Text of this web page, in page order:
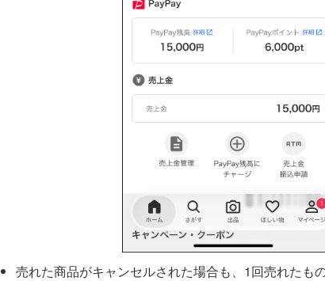
売れた商品がキャンセルされた場合も、1回売れたも